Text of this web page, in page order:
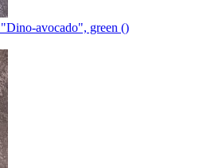
avocado", green ()